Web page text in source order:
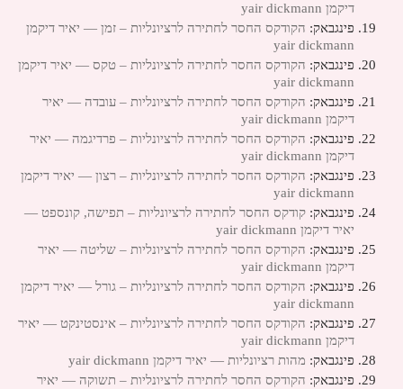
דיקמן yair dickmann
פינגבאק: הקודקס החסר לחתירה לרציונליות – זמן — יאיר דיקמן
yair dickmann
פינגבאק: הקודקס החסר לחתירה לרציונליות – טקס — יאיר דיקמן
yair dickmann
פינגבאק: הקודקס החסר לחתירה לרציונליות – עובדה — יאיר
דיקמן yair dickmann
פינגבאק: הקודקס החסר לחתירה לרציונליות – פרדיגמה — יאיר
דיקמן yair dickmann
פינגבאק: הקודקס החסר לחתירה לרציונליות – רצון — יאיר דיקמן
yair dickmann
פינגבאק:קודקס החסר לחתירה לרציונליות – תפישה, קונספט —
יאיר דיקמן yair dickmann
פינגבאק: הקודקס החסר לחתירה לרציונליות – שליטה — יאיר
דיקמן yair dickmann
פינגבאק: הקודקס החסר לחתירה לרציונליות – גורל — יאיר דיקמן
yair dickmann
פינגבאק: הקודקס החסר לחתירה לרציונליות – אינסטינקט — יאיר
דיקמן yair dickmann
פינגבאק: מהות רציונליות — יאיר דיקמן yair dickmann
פינגבאק: הקודקס החסר לחתירה לרציונליות – תשוקה — יאיר